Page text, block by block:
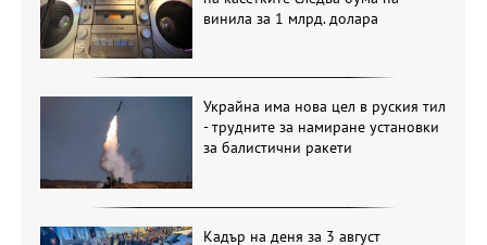
винила за 1 млрд. долара
Украйна има нова цел в руския тил
- трудните за намиране установки
за балистични ракети
Кадър на деня за 3 август